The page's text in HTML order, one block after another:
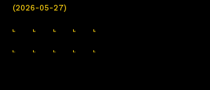
(2026-05-27)